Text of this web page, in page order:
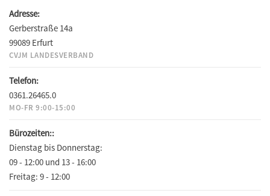
Adresse:
Gerberstraße 14a
99089 Erfurt
CVJM LANDESVERBAND
Telefon:
0361.26465.0
MO-FR 9:00-15:00
Bürozeiten::
Dienstag bis Donnerstag:
09 - 12:00 und 13 - 16:00
Freitag: 9 - 12:00